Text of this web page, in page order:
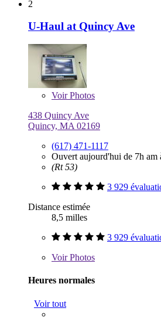
2
U-Haul at Quincy Ave
VoirPhotos
438 Quincy Ave
Quincy, MA 02169
(617) 471-1117
Ouvert aujourd'hui de 7h am
(Rt 53)
3 929
Distance estimée
8,5 milles
3 929
VoirPhotos
Heures normales
Voir tout